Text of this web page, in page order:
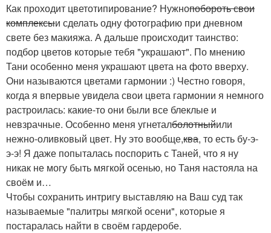
Как проходит цветотипирование? Нужнопобороть свои
комплексыи сделать одну фотографию при дневном
свете без макияжа. А дальше происходит таинство:
подбор цветов которые тебя "украшают". По мнению
Тани особенно меня украшают цвета на фото вверху.
Они называются цветами гармонии :) Честно говоря,
когда я впервые увидела свои цвета гармонии я немного
растроилась: какие-то они были все блеклые и
невзрачные. Особенно меня угнеталболотныйили
нежно-оливковый цвет. Ну это вообще,ква, то есть бу-э-
э-э! Я даже попыталась поспорить с Таней, что я ну
никак не могу быть мягкой осенью, но Таня настояла на
своём и…
Чтобы сохранить интригу выставляю на Ваш суд так
называемые "палитры мягкой осени", которые я
постаралась найти в своём гардеробе.